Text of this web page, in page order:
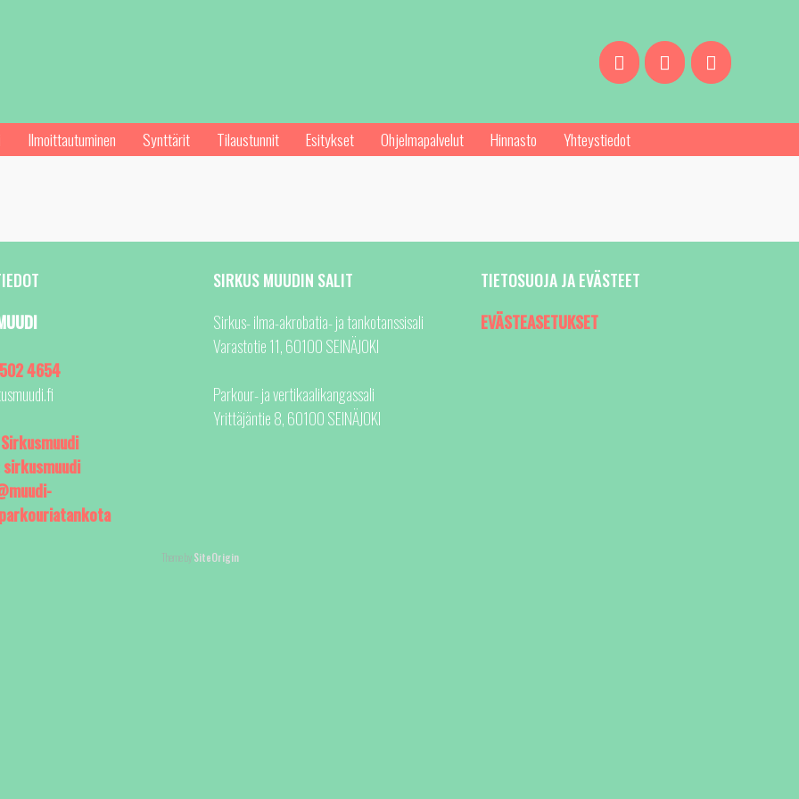
Ilmoittautuminen Synttärit Tilaustunnit Esitykset Ohjelmapalvelut Hinnasto Yhteystiedot
4654
Sirkusmuudi
sirkusmuudi
SIRKUS MUUDIN SALIT
Sirkus- ilma-akrobatia- ja tankotanssisali
Varastotie 11, 60100 SEINÄJOKI
Parkour- ja vertikaalikangassali
Yrittäjäntie 8, 60100 SEINÄJOKI
TIETOSUOJA JA EVÄSTEET
EVÄSTEASETUKSET
Theme bySiteOrigin